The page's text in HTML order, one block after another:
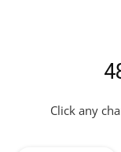
Click any